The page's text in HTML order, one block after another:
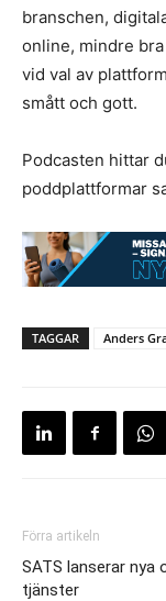
branschen,
online, mindre
vid val av
smått och gott.
Podcasten hittar
poddplattformar
TAGGAR Anders
Förra artikeln
SATS lanserar nya
tjänster